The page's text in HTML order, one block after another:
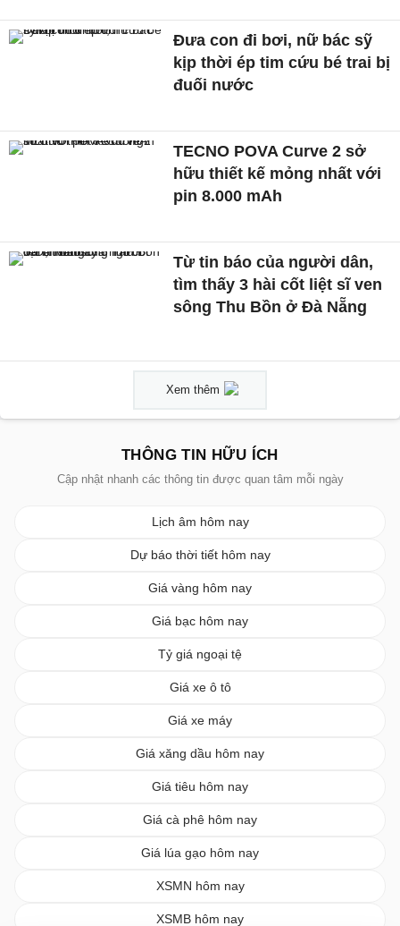
Đưa con đi bơi, nữ bác sỹ
kịp thời ép tim cứu bé trai bị
đuối nước
TECNO POVA Curve 2 sở
hữu thiết kế mỏng nhất với
pin 8.000 mAh
Từ tin báo của người dân,
tìm thấy 3 hài cốt liệt sĩ ven
sông Thu Bồn ở Đà Nẵng
Xem thêm
THÔNG TIN HỮU ÍCH
Cập nhật nhanh các thông tin được quan tâm mỗi ngày
Lịch âm hôm nay
Dự báo thời tiết hôm nay
Giá vàng hôm nay
Giá bạc hôm nay
Tỷ giá ngoại tệ
Giá xe ô tô
Giá xe máy
Giá xăng dầu hôm nay
Giá tiêu hôm nay
Giá cà phê hôm nay
Giá lúa gạo hôm nay
XSMN hôm nay
XSMB hôm nay